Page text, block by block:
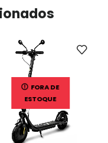
FORA DE
ESTOQUE